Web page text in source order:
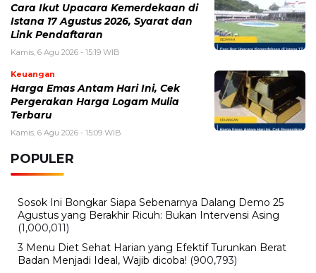
Cara Ikut Upacara Kemerdekaan di
Istana 17 Agustus 2026, Syarat dan
Link Pendaftaran
Kamis, 6 Agu 2026 - 15:19 WIB
Keuangan
Harga Emas Antam Hari Ini, Cek
Pergerakan Harga Logam Mulia
Terbaru
Kamis, 6 Agu 2026 - 15:09 WIB
POPULER
Sosok Ini Bongkar Siapa Sebenarnya Dalang Demo 25
Agustus yang Berakhir Ricuh: Bukan Intervensi Asing
(1,000,011)
3 Menu Diet Sehat Harian yang Efektif Turunkan Berat
Badan Menjadi Ideal, Wajib dicoba! (900,793)